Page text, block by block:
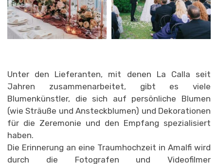
Unter den Lieferanten, mit denen La Calla seit
Jahren zusammenarbeitet, gibt es viele
Blumenkünstler, die sich auf persönliche Blumen
(wie Sträuße und Ansteckblumen) und Dekorationen
für die Zeremonie und den Empfang spezialisiert
haben.
Die Erinnerung an eine Traumhochzeit in Amalfi wird
durch die Fotografen und Videofilmer